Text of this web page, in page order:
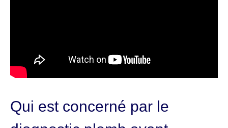
Qui est concerné par le